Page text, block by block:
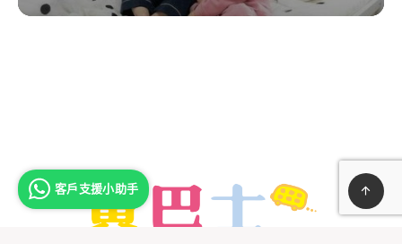
客戶支援小助手